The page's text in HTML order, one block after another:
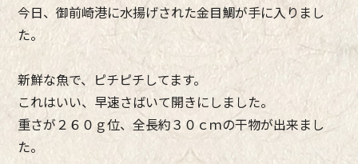
今日、御前崎港に水揚げされた金目鯛が手に入りまし
た。
新鮮な魚で、ピチピチしてます。
これはいい、早速さばいて開きにしました。
重さが２６０ｇ位、全長約３０ｃｍの干物が出来まし
た。